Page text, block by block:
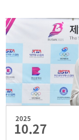
2025
10.27